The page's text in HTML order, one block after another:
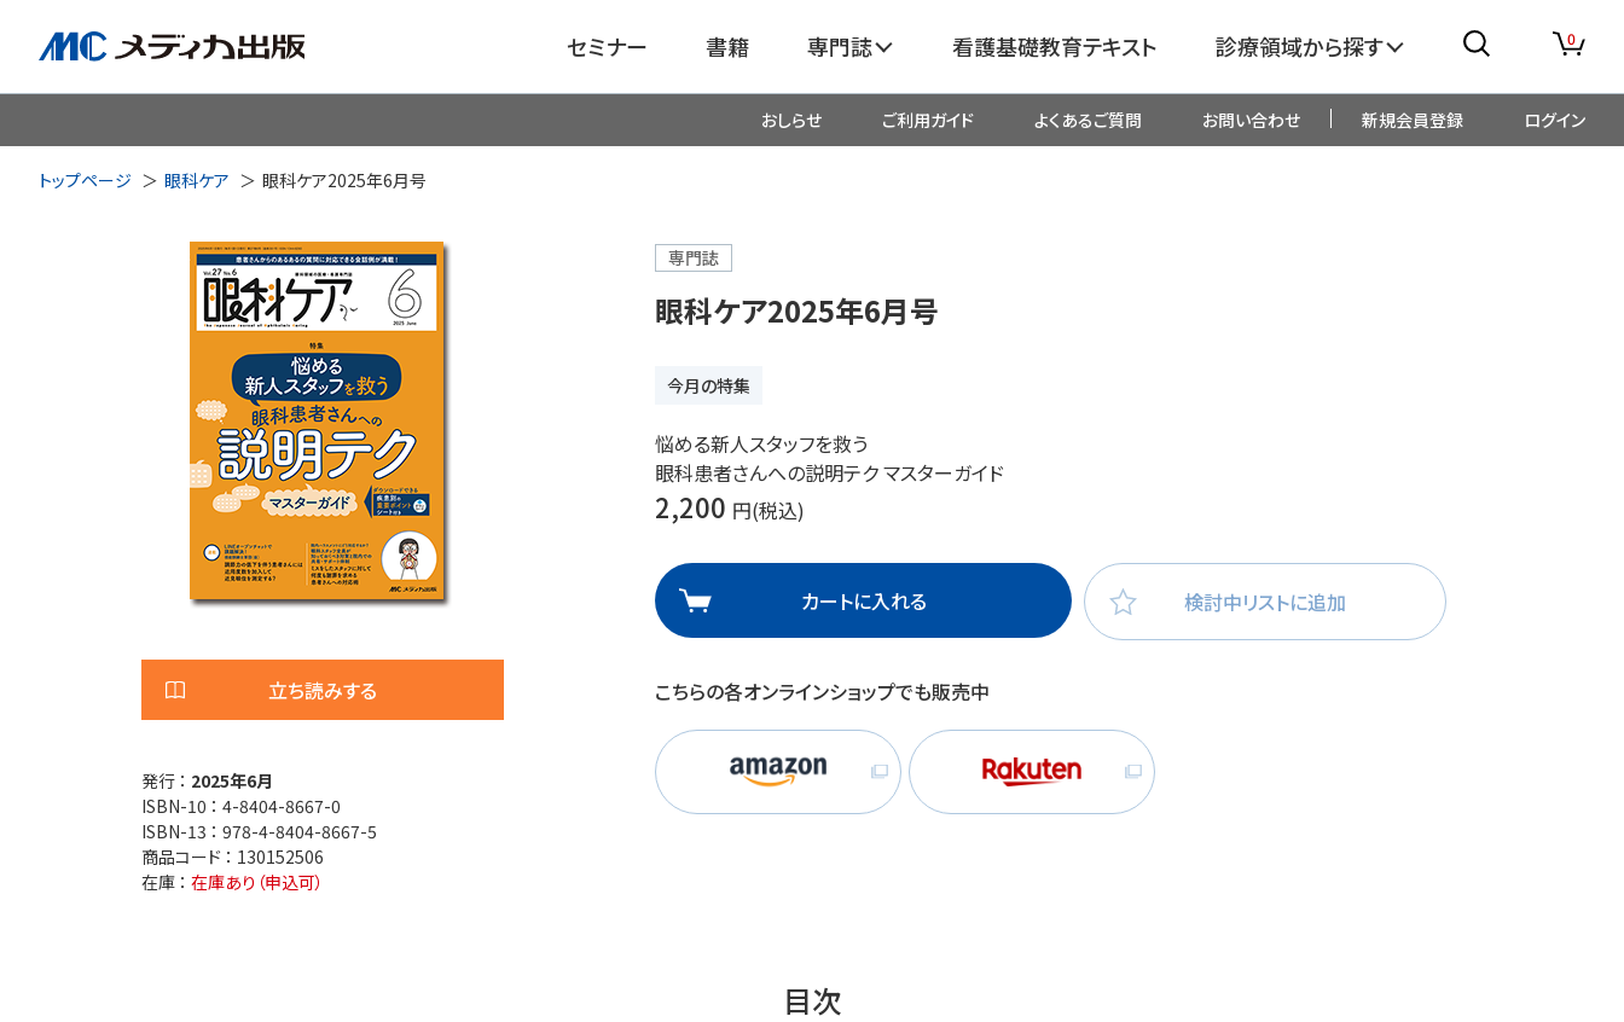
セミナー 書籍 専門誌
看護
医学
栄養
看護基礎教育テキスト 診療領域から探す
脳神経
透析・腎臓・血液浄化 がん
耳鼻咽喉科 産科・婦人科・周産期・助産
手術室・麻酔
感染管理・感染症
医療安全 在宅医療・看護 高齢者看護
退院調整・地域医療連携 高齢者介護
0
おしらせ ご利用ガイド よくあるご質問 お問い合わせ 新規会員登録 ログイン
トップページ 眼科ケア 眼科ケア2025年6月号
立ち読みする
発行 ： 2025年6月
ISBN-10 ： 4-8404-8667-0
ISBN-13 ： 978-4-8404-8667-5
商品コード ： 130152506
在庫 ： 在庫あり（申込可）
専門誌
眼科ケア2025年6月号
今月の特集
悩める新人スタッフを救う
眼科患者さんへの説明テク マスターガイド
2,200 円(税込)
カートに入れる 検討中リストに追加
こちらの各オンラインショップでも販売中
目次